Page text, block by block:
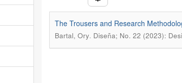
The Trousers and Research
Bartal, Ory. Diseña; No. 22 (2023):